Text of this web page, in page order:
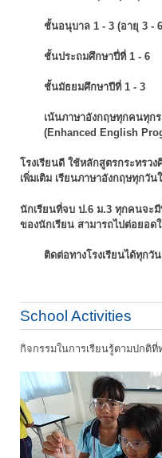
ชั้นอนุบาล 1 - 3 (อายุ 3 -
ชั้นประถมศึกษาปี่ที่ 1 - 6
ชั้นมัธยมศึกษาปีที่ 1 - 3
เน้นภาษาอังกฤษทุกคนทุก
(Enhanced English
โรงเรียนดี ใช้หลักสูตรกระทรว
เพิ่มเติม เรียนภาษาอังกฤษทุกวั
นักเรียนที่จบ ป.6 ม.3 ทุกคนจะ
ของนักเรียน สามารถไปต่อยอด
ติดต่อทางโรงเรียนได้ทุกวั
School Activities
กิจกรรมในการเรียนรู้ตามปกติที่